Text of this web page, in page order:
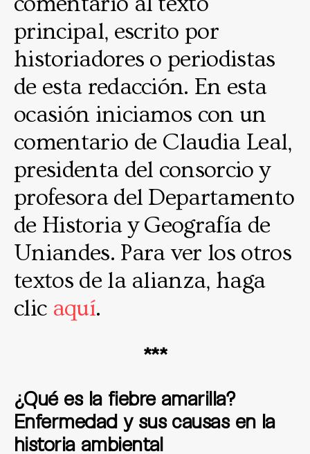
principal, escrito por
historiadores o periodistas
de esta redacción. En esta
ocasión iniciamos con un
comentario de Claudia Leal,
presidenta del consorcio y
profesora del Departamento
de Historia y Geografía de
Uniandes. Para ver los otros
textos de la alianza, haga
clic aquí.
***
¿Qué es la fiebre amarilla?
Enfermedad y sus causas en la
historia ambiental